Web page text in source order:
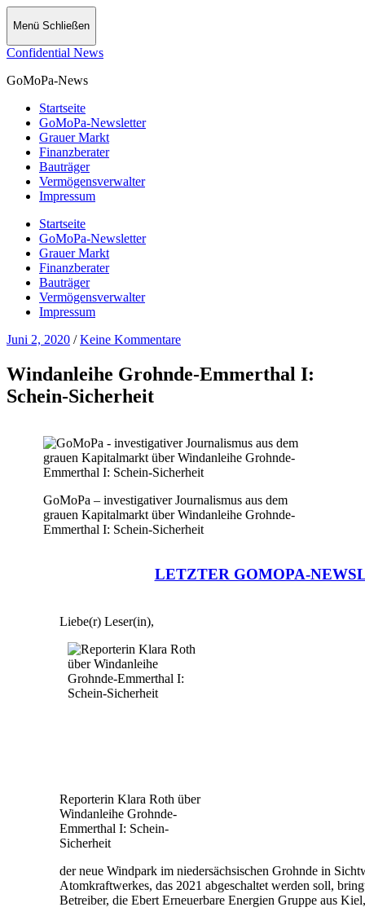
Menü Schließen
Confidential News
GoMoPa-News
Startseite
GoMoPa-Newsletter
Grauer Markt
Finanzberater
Bauträger
Vermögensverwalter
Impressum
Startseite
GoMoPa-Newsletter
Grauer Markt
Finanzberater
Bauträger
Vermögensverwalter
Impressum
Juni 2, 2020 / Keine Kommentare
Windanleihe Grohnde-Emmerthal I:
Schein-Sicherheit
GoMoPa – investigativer Journalismus aus dem
grauen Kapitalmarkt über Windanleihe Grohnde-
Emmerthal I: Schein-Sicherheit
LETZTER GOMOPA-
Liebe(r) Leser(in),
Reporterin Klara Roth über
Windanleihe Grohnde-
Emmerthal I: Schein-
Sicherheit
der neue Windpark im niedersächsischen Grohnde in
Atomkraftwerkes, das 2021 abgeschaltet werden soll,
Betreiber, die Ebert Erneuerbare Energien Gruppe aus